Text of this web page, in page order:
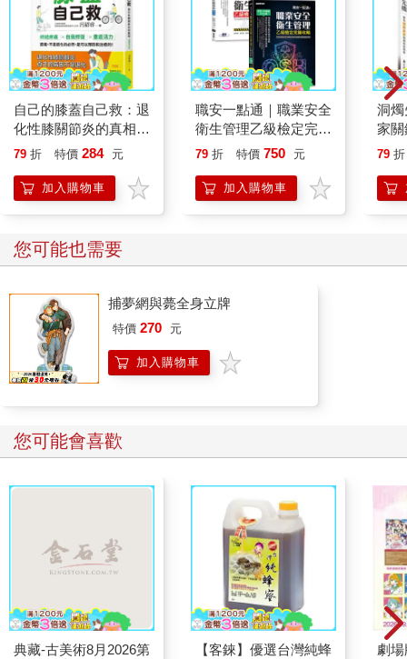
自己的膝蓋自己救：退
化性膝關節炎的真相
【暢銷增訂版】
79 折 特價 284 元
加入購物車
職安一點通｜職業安全
衛生管理乙級檢定完勝
攻略｜2026版(套書)
79 折 特價 750 元
加入購物車
洞
家
79 折
您可能也需要
捕夢網與薨全身立牌
特價 270 元
加入購物車
您可能會喜歡
典藏-古美術8月2026第
【客錸】優選台灣純蜂
劇